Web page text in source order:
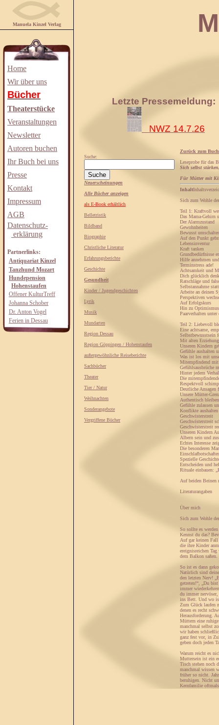
Manuela Kinzel Verlag
Home
Wir über uns
Bücher
Theaterstücke
Veranstaltungen
Newsletter
Autoren buchen
Ihr Buch bei uns
Presse
Kontakt
Impressum
AGB
Datenschutz-
erklärung
Partnerlinks:
Antiquariat Kinzel
Tanzhund Mozart
Hundepension
Hohenstaufen
Offener KulturTreff
Johanna Schober
Dr. Anton Vogel
Ferien in Dessau
Letzte Pressemeldung:
NWZ 14.7.26
Suche:
Neuerscheinungen
Alle Bücher anzeigen
als E-Book erhältlich
Belletristik
Bildband
Biographie
Christliche Literatur
Erfahrungsberichte
Geschichte
Gesundheit
Kinder / Jugendgeschichten
Lyrik
Musik
Mundarten
Region Dessau
Region Göppingen / Hohenstaufen
außergewöhnliche Reiseberichte
Sachbücher
Theater
Tier / Natur
Weihnachten
Sonderangebote
Vergriffene Bücher
Zurück zum Buch
Leseprobe für das
Sich selbst
Für Mütter mit
Inhalt
Sich zum Wohle
Teil 1: Kraftvoll
Das Mama-Gehirn
Der Alarmzustand
Gewohnheiten
Bewusst
Auf den Punkt
Lebensinventur
Kraft tanken
Grundbedürfnisse
Hilfe annehmen
Terminstress ade!
Achtsamkeit und
Dich glücklich
Ratschläge und
Selbstannahme
Arbeite an deinen
Perspektiven
Auf Erfolgskurs
Hin zu
Paarverhalten unter
Teil 2: Liebevoll
Eine achtsame,
Selbstbewusstsein
Mit alten
Unseren Kindern
Gefühle aushalten
Was ist los mit
Mitempfindend mit
Gefühlsausbrüche
Hinter jedem
Die
Respektvoll
Deutliche Ansagen
Unsere Mütter-
Authentisch bleiben
Gefühle zulassen
Konflikte aushalten
Geschwisterstreit
Geschwisterstreit
Geschwisterstreit
Unseren Kindern
Albern sein und
Echtes Interesse
Die besonderen
Spezielle
Entscheiden und
Rituale einbauen:
Auf beiden Beinen
Literaturangaben
Über mich
Sich zum Wohle
So sollte es werden
Kennst du das?
Auf gar keinen
die ihre Kinder
ereignisreichen
dem Balkon
So ist es dann
Natürlich sind
den letzten Nerv!
getreten!“, „Du
immer
du immer
ins Bett. Und wo
Zum Glück laufen
denen es recht
Herausforderung.
Müttern eine
manchmal selbst
wir haben
ganz fest vor, in
geben doch jeden
Warum reicht es
Muttersein ist ein
Tisch stehen noch
manchmal wissen
früher so nicht.
beruhigen. Nicht
Kernfamilie